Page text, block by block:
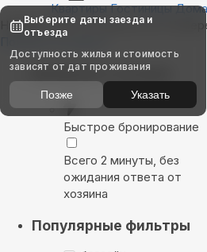
Квартиры Гостиницы Дома
Найдём, где остановиться в
Показать на карте
Выбирайте лучшее
Быстрое бронирование
Всего 2 минуты, без
ожидания ответа от
хозяина
Популярные фильтры
Выберите даты заезда и
отъезда
Доступность жилья и стоимость
зависят от дат проживания
Позже Указать